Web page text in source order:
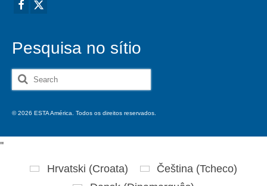
Pesquisa no sítio
Search
for:
© 2026 ESTA América. Todos os direitos reservados.
''
Hrvatski (Croata) Čeština(Tcheco)